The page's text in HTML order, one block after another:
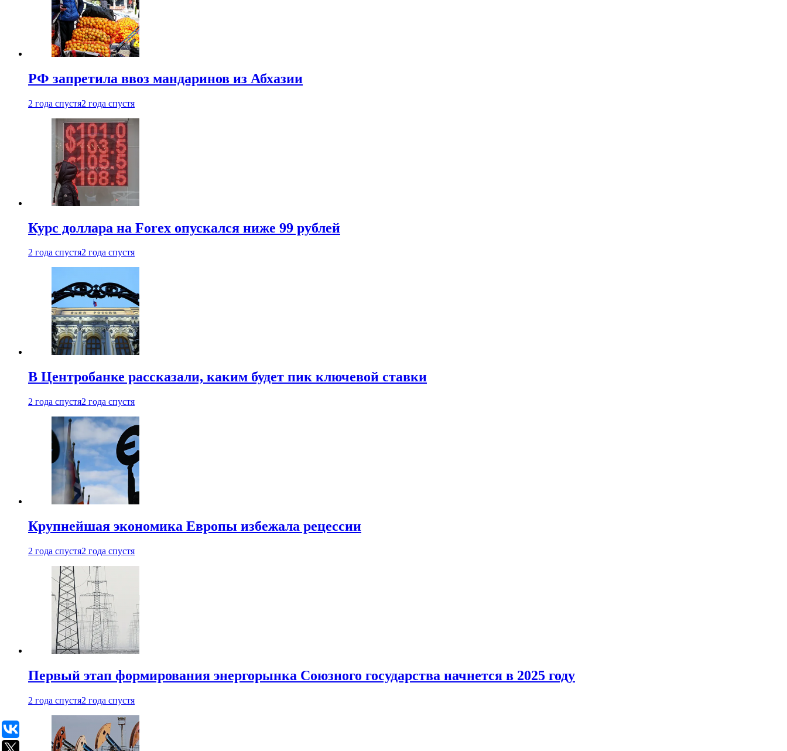
РФ запретила ввоз мандаринов из Абхазии
2 года спустя2 года спустя
Курс доллара на Forex опускался ниже 99 рублей
2 года спустя2 года спустя
В Центробанке рассказали, каким будет пик ключевой ставки
2 года спустя2 года спустя
Крупнейшая экономика Европы избежала рецессии
2 года спустя2 года спустя
Первый этап формирования энергорынка Союзного государства начнется в 2025 году
2 года спустя2 года спустя